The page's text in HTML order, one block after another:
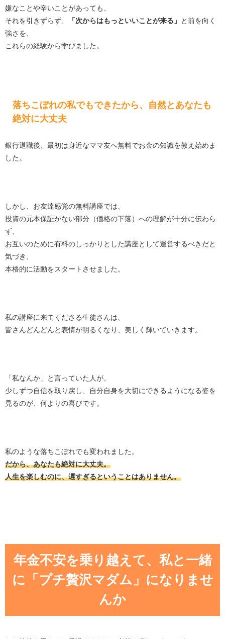
嫌なことや辛いことがあっても、
それを引きずらず、
「次からはもっといいことが来る」 と前を向く
強さを、
これらの経験から学びました。
落ちこぼれの私でもできたから、自然とあなたも
絶対に大丈夫
銀行退職後、最初は身近なママ友へ無料でお金の知識を教え始めま
した。
しかし、お友達感覚の無料講座では、
投資の元本保証がない部分（価格の下落）への理解が十分に伝わら
ず、
お互いのために有料のしっかりとした講座として運営するべきだと
気づき、
本格的に活動をスタートさせました。
私の講座に来てくださる生徒さんは、
皆さんどんどんと表情が明るくなり、美しく輝いていきます。
「私なんか」と言っていた人が、
少しずつ自信を取り戻し、自分自身を大切にできるようになる姿を
見るのが、何よりの喜びです。
私のような落ちこぼれでも変われました。
だから、あなたも絶対に大丈夫。
人生を楽しむのに、遅すぎるということはありません。
年金不安を乗り越えて、私と一緒
に「プチ贅沢マダム」になりませ
んか